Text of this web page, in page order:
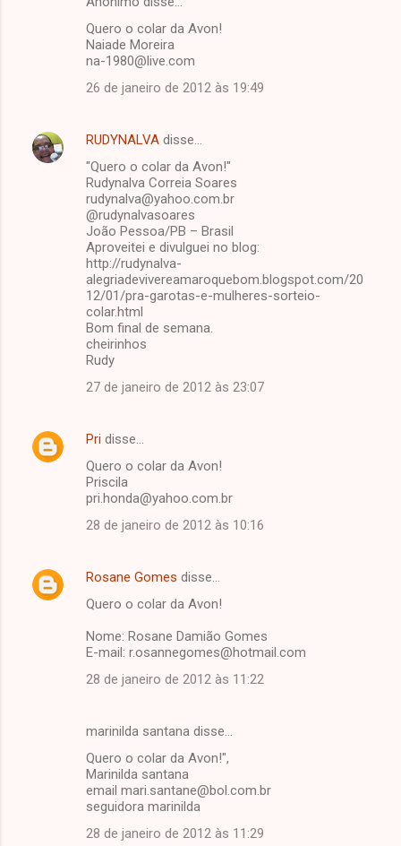
Quero o colar da Avon!
Naiade Moreira
na-1980@live.com
26 de janeiro de 2012 às 19:49
RUDYNALVA disse…
"Quero o colar da Avon!"
Rudynalva Correia Soares
rudynalva@yahoo.com.br
@rudynalvasoares
João Pessoa/PB – Brasil
Aproveitei e divulguei no blog:
http://rudynalva-
alegriadevivereamaroquebom.blogspot.com/20
12/01/pra-garotas-e-mulheres-sorteio-
colar.html
Bom final de semana.
cheirinhos
Rudy
27 de janeiro de 2012 às 23:07
Pri disse…
Quero o colar da Avon!
Priscila
pri.honda@yahoo.com.br
28 de janeiro de 2012 às 10:16
Rosane Gomes disse…
Quero o colar da Avon!
Nome: Rosane Damião Gomes
E-mail: r.osannegomes@hotmail.com
28 de janeiro de 2012 às 11:22
marinilda santana disse…
Quero o colar da Avon!",
Marinilda santana
email mari.santane@bol.com.br
seguidora marinilda
28 de janeiro de 2012 às 11:29